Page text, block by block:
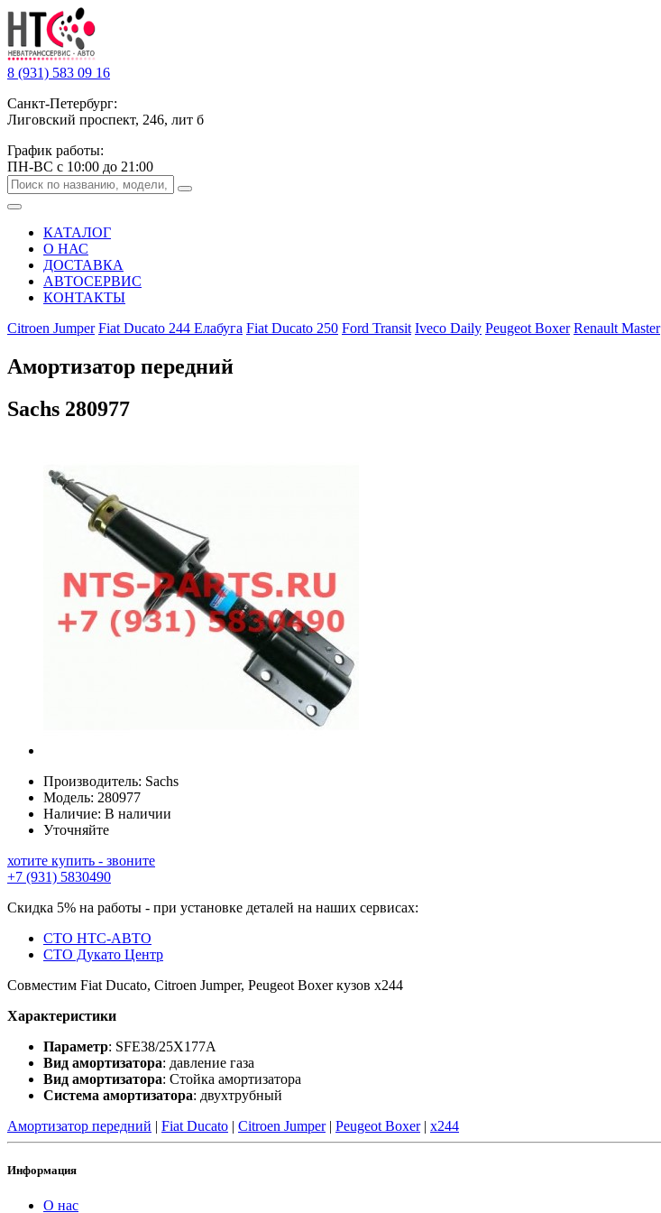
8 (931) 583 09 16
Санкт-Петербург:
Лиговский проспект, 246, лит б
График работы:
ПН-ВС с 10:00 до 21:00
КАТАЛОГ
О НАС
ДОСТАВКА
АВТОСЕРВИС
КОНТАКТЫ
Citroen Jumper Fiat Ducato 244 Елабуга Fiat Ducato 250 Ford Transit Iveco Daily Peugeot Boxer Renault Master
Амортизатор передний
Sachs 280977
Производитель: Sachs
Модель: 280977
Наличие: В наличии
Уточняйте
хотите купить - звоните
+7 (931) 5830490
Скидка 5% на работы - при установке деталей на наших сервисах:
СТО НТС-АВТО
СТО Дукато Центр
Совместим Fiat Ducato, Citroen Jumper, Peugeot Boxer кузов x244
Характеристики
Параметр: SFE38/25X177A
Вид амортизатора: давление газа
Вид амортизатора: Стойка амортизатора
Система амортизатора: двухтрубный
Амортизатор передний | Fiat Ducato | Citroen Jumper| Peugeot Boxer| x244
Информация
О нас